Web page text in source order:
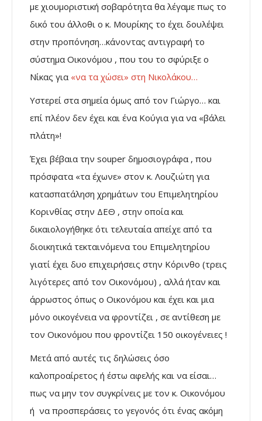
με χιουμοριστική σοβαρότητα θα λέγαμε πως το
δικό του άλλοθι ο κ. Μουρίκης το έχει δουλέψει
στην προπόνηση…κάνοντας αντιγραφή το
σύστημα Οικονόμου , που του το σφύριξε ο
Νίκας για «να τα χώσει» στη Νικολάκου…
Υστερεί στα σημεία όμως από τον Γιώργο… και
επί πλέον δεν έχει και ένα Κούγια για να «βάλει
πλάτη»!
Έχει βέβαια την souper δημοσιογράφα , που
πρόσφατα «τα έχωνε» στον κ. Λουζιώτη για
κατασπατάληση χρημάτων του Επιμελητηρίου
Κορινθίας στην ΔΕΘ , στην οποία και
δικαιολογήθηκε ότι τελευταία απείχε από τα
διοικητικά τεκταινόμενα του Επιμελητηρίου
γιατί έχει δυο επιχειρήσεις στην Κόρινθο (τρεις
λιγότερες από τον Οικονόμου) , αλλά ήταν και
άρρωστος όπως ο Οικονόμου και έχει και μια
μόνο οικογένεια να φροντίζει , σε αντίθεση με
τον Οικονόμου που φροντίζει 150 οικογένειες !
Μετά από αυτές τις δηλώσεις όσο
καλοπροαίρετος ή έστω αφελής και να είσαι…
πως να μην τον συγκρίνεις με τον κ. Οικονόμου
ή να προσπεράσεις το γεγονός ότι ένας ακόμη